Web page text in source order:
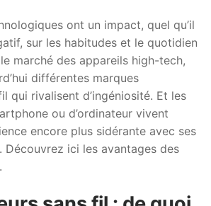
ont un impact, quel qu’il
sur les habitudes et le quotidien
marché des appareils high-tech,
différentes marques
qui rivalisent d’ingéniosité. Et les
ou d’ordinateur vivent
encore plus sidérante avec ses
Découvrez ici les avantages des